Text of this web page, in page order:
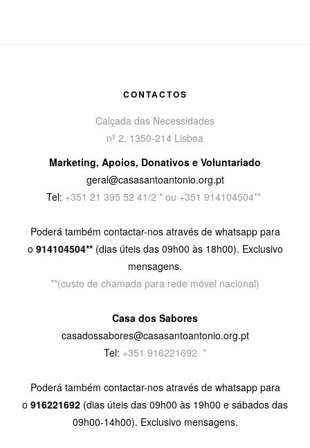
CONTACTOS
Calçada das Necessidades
nº 2, 1350-214 Lisboa
Marketing, Apoios, Donativos e Voluntariado
geral@casasantoantonio.org.pt
Tel: +351 21 395 52 41/2 * ou +351 914104504**
Poderá também contactar-nos através de whatsapp para
o 914104504** (dias úteis das 09h00 às 18h00). Exclusivo
mensagens.
**(custo de chamada para rede móvel nacional)
Casa dos Sabores
casadossabores@casasantoantonio.org.pt
Tel: +351 916221692 *
Poderá também contactar-nos através de whatsapp para
o 916221692 (dias úteis das 09h00 às 19h00 e sábados das
09h00-14h00). Exclusivo mensagens.